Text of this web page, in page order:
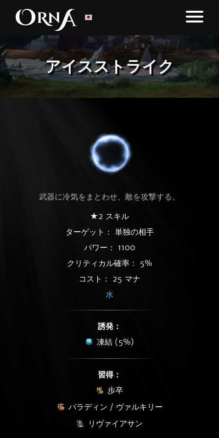
アイスストライク
武器に冷気をまとわせ、敵を攻撃する。
★2 スキル
ターゲット： 単独の相手
パワー： 1100
クリティカル確率： 5%
コスト： 25 マナ
水
誘発：
凍結 (5%)
習得：
歩卒
パラディン / ヴァルキリー
リヴァイアサン